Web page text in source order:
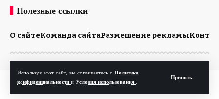
Используя этот сайт, вы соглашаетесь с Политика
конфиденциальности и Условия использования .
Принять
Полезные ссылки
О сайтеКоманда сайтаРазмещение рекламы
© Kp.md. Все права защищены.